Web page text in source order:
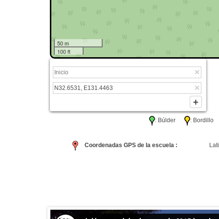
50 m
100 ft
: Búlder :
Coordenadas GPS de la escuela :